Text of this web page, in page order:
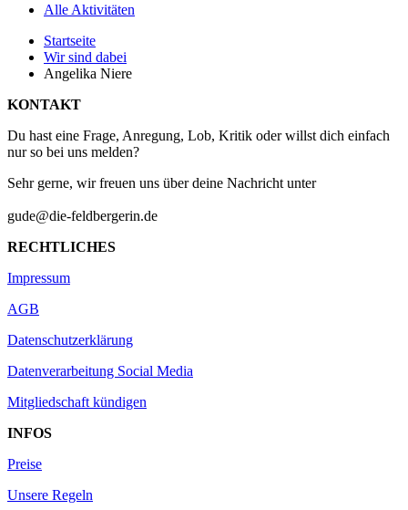
Alle Aktivitäten
Startseite
Wir sind dabei
Angelika Niere
KONTAKT
Du hast eine Frage, Anregung, Lob, Kritik oder willst dich einfach
nur so bei uns melden?
Sehr gerne, wir freuen uns über deine Nachricht unter
gude@die-feldbergerin.de
RECHTLICHES
Impressum
AGB
Datenschutzerklärung
Datenverarbeitung Social Media
Mitgliedschaft kündigen
INFOS
Preise
Unsere Regeln